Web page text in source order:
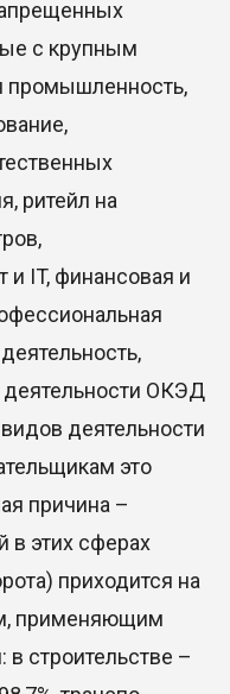
с крупным
промышленность,
ритейл на
и IT, финансовая и
ОКЭД
деятельности
это
причина –
в этих сферах
приходится на
применяющим
строительстве –